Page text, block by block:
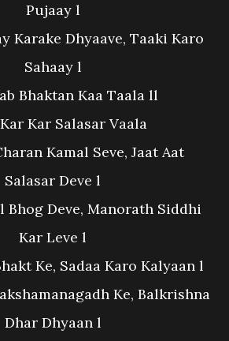
Pujaay l
Karake Dhyaave, Taaki Karo
Sahaay l
Bhaktan Kaa Taala ll
Kar Salasar Vaala
Kamal Seve, Jaat Aat
Salasar Deve l
Bhog Deve, Manorath Siddhi
Kar Leve l
Ke, Sadaa Karo Kalyaan l
Ke, Balkrishna
Dhar Dhyaan l